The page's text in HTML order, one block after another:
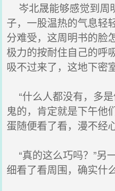
岑北晟能够感觉到周
子，一股温热的气息轻
分难受，这周明书的脸
极力的按耐住自己的呼
吸不过来了，这地下密
“什么人都没有，多
鬼的，肯定就是下午他
蛋随便看了看，漫不经
“真的这么巧吗？”另
细看了看周围，确实什